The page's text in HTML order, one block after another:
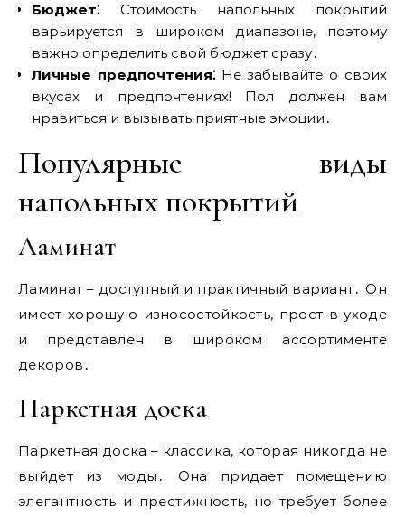
Бюджет⁚Стоимость напольных покрытий
варьируется в широком диапазоне‚ поэтому
важно определить свой бюджет сразу․
Личные предпочтения⁚Не забывайте о своих
вкусах и предпочтениях! Пол должен вам
нравиться и вызывать приятные эмоции․
Популярные виды
напольных покрытий
Ламинат
Ламинат – доступный и практичный вариант․ Он
имеет хорошую износостойкость‚ прост в уходе
и представлен в широком ассортименте
декоров․
Паркетная доска
Паркетная доска – классика‚ которая никогда не
выйдет из моды․ Она придает помещению
элегантность и престижность‚ но требует более